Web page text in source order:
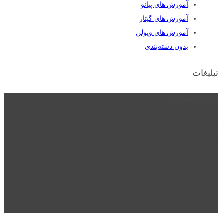
آموزش های پیانو
آموزش های گیتار
آموزش های ویولن
بدون دسته‌بندی
تبلیغات